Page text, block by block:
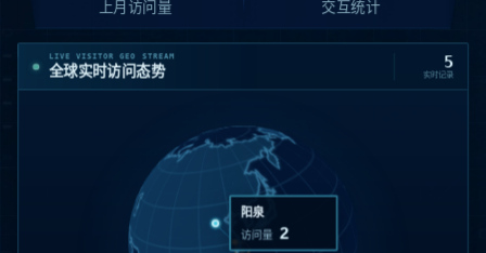
上月访问量 交互统计
LIVE VISITOR GEO STREAM
全球实时访问态势 5
实时记录
阳泉
访问量 2